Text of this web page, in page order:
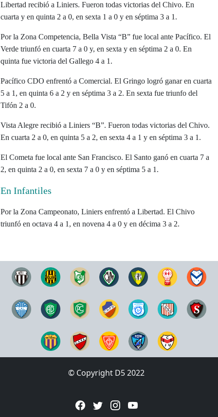
Libertad recibió a Liniers. Fueron todas victorias del Chivo. En
cuarta y en quinta 2 a 0, en sexta 1 a 0 y en séptima 3 a 1.
Por la Zona Competencia, Bella Vista “B” fue local ante Pacífico. El
Verde triunfó en cuarta 7 a 0 y, en sexta y en séptima 2 a 0. En
quinta fue victoria del Gallego 4 a 1.
Pacífico CDO enfrentó a Comercial. El Gringo logró ganar en cuarta
5 a 1, en quinta 6 a 2 y en séptima 3 a 2. En sexta fue triunfo del
Tifón 2 a 0.
Vista Alegre recibió a Liniers “B”. Fueron todas victorias del Chivo.
En cuarta 2 a 0, en quinta 5 a 2, en sexta 4 a 1 y en séptima 3 a 1.
El Cometa fue local ante San Francisco. El Santo ganó en cuarta 7 a
2, en quinta 2 a 0, en sexta 7 a 0 y en séptima 5 a 1.
En Infantiles
Por la Zona Campeonato, Liniers enfrentó a Libertad. El Chivo
triunfó en octava 4 a 1, en novena 4 a 0 y en décima 3 a 2.
© Copyright D5 2022